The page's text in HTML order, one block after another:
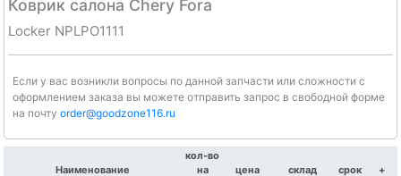
Коврик салона Chery Fora
Locker NPLPO1111
Если у вас возникли вопросы по данной запчасти или сложности с
оформлением заказа вы можете отправить запрос в свободной форме
на почту order@goodzone116.ru
Наименование
кол-во
на
цена склад срок +